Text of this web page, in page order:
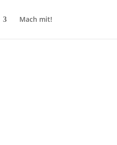
Mach mit!